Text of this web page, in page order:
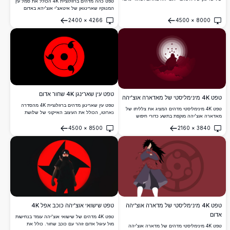
8000
×
4500
פתח
המנגקיו שארינגאן של איטאצ'י אוצ'יהא באדום
מזהיר.4266
×
2400
פתח
טפט 4K מינימליסטי של מאדארה אוצ'יהה
טפט 4K מינימליסטי מדהים המציג את צלליתו של
מאדארה אוצ'יהה מוקפת בתשע כדורי חיפוש
דרמטיים באווירה ארגמנית עמוקה.
3840
×
2160
פתח
טפט עין שארינגן 4K שחור אדום
טפט עין שארינגן מדהים ברזולוציית 4K מהסדרה
נארוטו, הכולל את העיצוב האייקוני של שלושת
אנימה המחפשים רקע שולחן עבודה דרמטי
8500
×
4500
פתח
טפט 4K מינימליסטי של מדארה אוצ'יהה
אדום
טפט 4K מינימליסטי מדהים של מדארה אוצ'יהה
טפט שישואי אוצ'יהה כוכב אפל 4K
טפט 4K מדהים של שישואי אוצ'יהה עומד בנחישות
מול עיגול אדום זוהר עם כוכב שחור. כולל את